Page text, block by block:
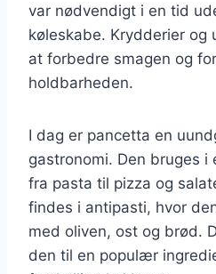
var nødvendigt i en tid
køleskabe. Krydderier
at forbedre smagen og
holdbarheden.
I dag er pancetta en
gastronomi. Den bruges
fra pasta til pizza og
findes i antipasti, hvor
med oliven, ost og brød.
den til en populær